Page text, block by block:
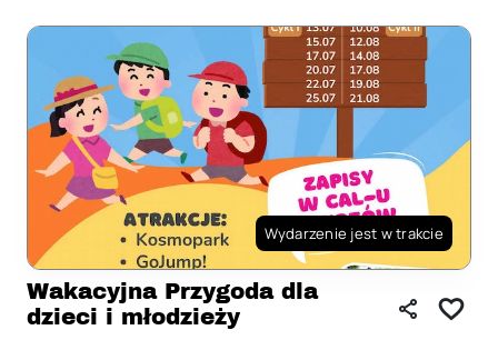
Wydarzenie jest w trakcie
Wakacyjna Przygoda dla
dzieci i młodzieży